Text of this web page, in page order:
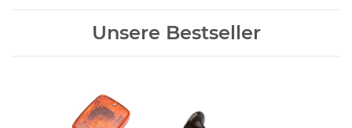
Unsere Bestseller